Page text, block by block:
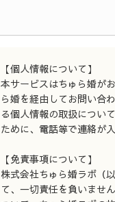
【個人情報について】
本サービスはちゅら婚が
ら婚を経由してお問い合
る個人情報の取扱につい
ために、電話等で連絡が
【免責事項について】
株式会社ちゅら婚ラボ（
て、一切責任を負いませ